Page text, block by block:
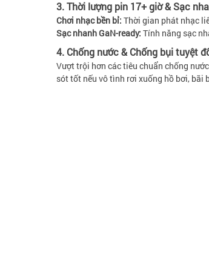
3. Thời lượng pin 17+ giờ & Sạc
Chơi nhạc bền bỉ: Thời gian phát nhạc
Sạc nhanh GaN-ready: Tính năng sạc
4. Chống nước & Chống bụi tuyệt
Vượt trội hơn các tiêu chuẩn chống
sót tốt nếu vô tình rơi xuống hồ bơi, bãi